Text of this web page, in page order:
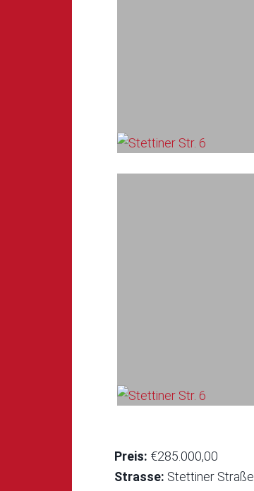
Preis: €285.000,00
Strasse: Stettiner Straße